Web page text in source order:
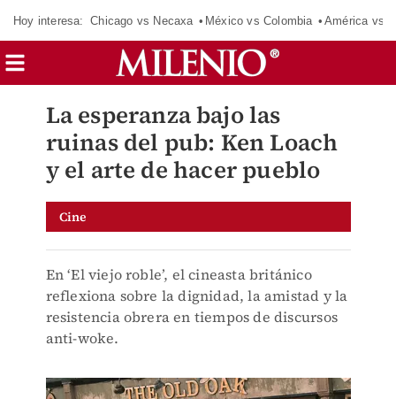
Hoy interesa: Chicago vs Necaxa México vs Colombia América vs
La esperanza bajo las
ruinas del pub: Ken Loach
y el arte de hacer pueblo
Cine
En ‘El viejo roble’, el cineasta británico
reflexiona sobre la dignidad, la amistad y la
resistencia obrera en tiempos de discursos
anti-woke.